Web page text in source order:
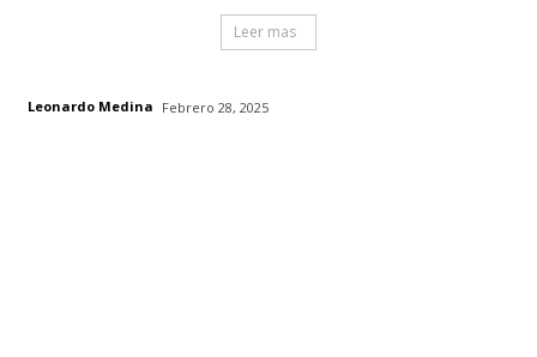
Leer mas
Leonardo Medina Febrero 28, 2025